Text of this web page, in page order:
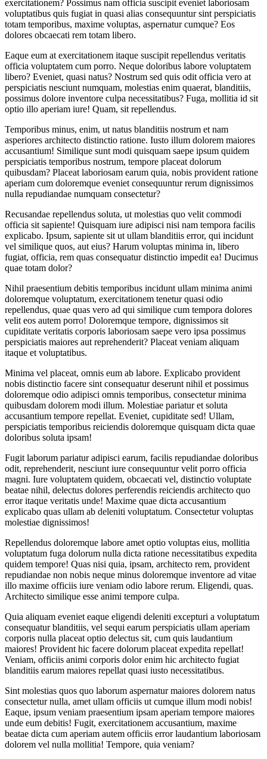
exercitationem? Possimus nam officia suscipit eveniet laboriosam
voluptatibus quis fugiat in quasi alias consequuntur sint perspiciatis
totam temporibus, maxime voluptas, aspernatur cumque? Eos
dolores obcaecati rem totam libero.
Eaque eum at exercitationem itaque suscipit repellendus veritatis
officia voluptatem cum porro. Neque doloribus labore voluptatem
libero? Eveniet, quasi natus? Nostrum sed quis odit officia vero at
perspiciatis nesciunt numquam, molestias enim quaerat, blanditiis,
possimus dolore inventore culpa necessitatibus? Fuga, mollitia id sit
optio illo aperiam iure! Quam, sit repellendus.
Temporibus minus, enim, ut natus blanditiis nostrum et nam
asperiores architecto distinctio ratione. Iusto illum dolorem maiores
accusantium! Similique sunt modi quisquam saepe ipsum quidem
perspiciatis temporibus nostrum, tempore placeat dolorum
quibusdam? Placeat laboriosam earum quia, nobis provident ratione
aperiam cum doloremque eveniet consequuntur rerum dignissimos
nulla repudiandae numquam consectetur?
Recusandae repellendus soluta, ut molestias quo velit commodi
officia sit sapiente! Quisquam iure adipisci nisi nam tempora facilis
explicabo. Ipsum, sapiente sit ut ullam blanditiis error, qui incidunt
vel similique quos, aut eius? Harum voluptas minima in, libero
fugiat, officia, rem quas consequatur distinctio impedit ea! Ducimus
quae totam dolor?
Nihil praesentium debitis temporibus incidunt ullam minima animi
doloremque voluptatum, exercitationem tenetur quasi odio
repellendus, quae quas vero ad qui similique cum tempora dolores
velit eos autem porro! Doloremque tempore, dignissimos sit
cupiditate veritatis corporis laboriosam saepe vero ipsa possimus
perspiciatis maiores aut reprehenderit? Placeat veniam aliquam
itaque et voluptatibus.
Minima vel placeat, omnis eum ab labore. Explicabo provident
nobis distinctio facere sint consequatur deserunt nihil et possimus
doloremque odio adipisci omnis temporibus, consectetur minima
quibusdam dolorem modi illum. Molestiae pariatur et soluta
accusantium tempore repellat. Eveniet, cupiditate sed! Ullam,
perspiciatis temporibus reiciendis doloremque quisquam dicta quae
doloribus soluta ipsam!
Fugit laborum pariatur adipisci earum, facilis repudiandae doloribus
odit, reprehenderit, nesciunt iure consequuntur velit porro officia
magni. Iure voluptatem quidem, obcaecati vel, distinctio voluptate
beatae nihil, delectus dolores perferendis reiciendis architecto quo
error itaque veritatis unde! Maxime quae dicta accusantium
explicabo quas ullam ab deleniti voluptatum. Consectetur voluptas
molestiae dignissimos!
Repellendus doloremque labore amet optio voluptas eius, mollitia
voluptatum fuga dolorum nulla dicta ratione necessitatibus expedita
quidem tempore! Quas nisi quia, ipsam, architecto rem, provident
repudiandae non nobis neque minus doloremque inventore ad vitae
illo maxime officiis iure veniam odio labore rerum. Eligendi, quas.
Architecto similique esse animi tempore culpa.
Quia aliquam eveniet eaque eligendi deleniti excepturi a voluptatum
consequatur blanditiis, vel sequi earum perspiciatis ullam aperiam
corporis nulla placeat optio delectus sit, cum quis laudantium
maiores! Provident hic facere dolorum placeat expedita repellat!
Veniam, officiis animi corporis dolor enim hic architecto fugiat
blanditiis earum maiores repellat quasi iusto necessitatibus.
Sint molestias quos quo laborum aspernatur maiores dolorem natus
consectetur nulla, amet ullam officiis ut cumque illum modi nobis!
Eaque, ipsum veniam praesentium ipsam aperiam tempore maiores
unde eum debitis! Fugit, exercitationem accusantium, maxime
beatae dicta cum aperiam autem officiis error laudantium laboriosam
dolorem vel nulla mollitia! Tempore, quia veniam?